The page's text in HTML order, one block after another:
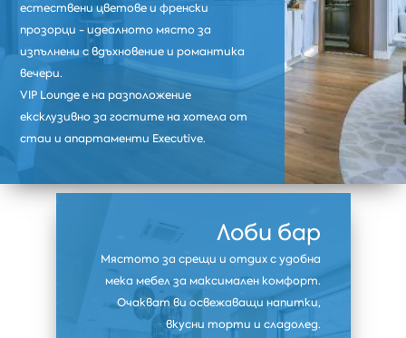
естествени цветове и френски
прозорци - идеалното място за
изпълнени с вдъхновение и романтика
вечери.
VIP Lounge е на разположение
ексклузивно за гостите на хотела от
стаи и апартаменти Executive.
Лоби бар
Мястото за срещи и отдих с удобна
мека мебел за максимален комфорт.
Очакват ви освежаващи напитки,
вкусни торти и сладолед.